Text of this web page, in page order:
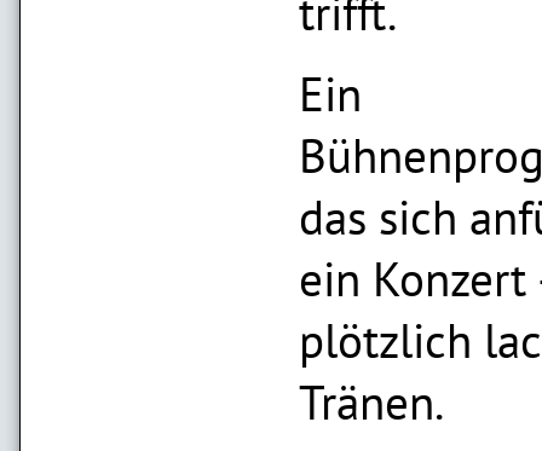
trifft.
Ein
das sich
ein Konzert
plötzlich
Tränen.